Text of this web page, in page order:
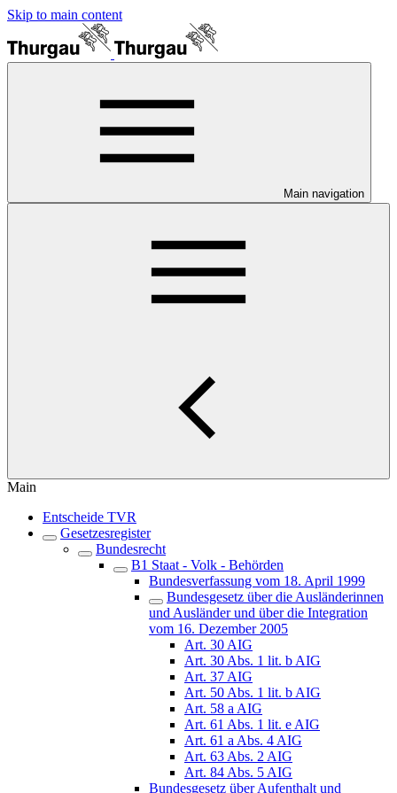
Skip to main content
Main navigation
Main
Entscheide TVR
Gesetzesregister
Bundesrecht
B1 Staat - Volk - Behörden
Bundesverfassung vom 18. April 1999
Bundesgesetz über die Ausländerinnen
und Ausländer und über die Integration
vom 16. Dezember 2005
Art. 30 AIG
Art. 30 Abs. 1 lit. b AIG
Art. 37 AIG
Art. 50 Abs. 1 lit. b AIG
Art. 58 a AIG
Art. 61 Abs. 1 lit. e AIG
Art. 61 a Abs. 4 AIG
Art. 63 Abs. 2 AIG
Art. 84 Abs. 5 AIG
Bundesgesetz über Aufenthalt und